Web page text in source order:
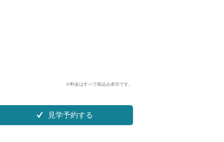
※料金はすべて税込み表示です。
見学予約する